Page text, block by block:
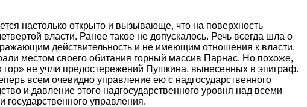
настолько открыто и вызывающе, что на поверхность
власти. Ранее такое не допускалось. Речь всегда шла о
действительность и не имеющим отношения к власти.
местом своего обитания горный массив Парнас. Но похоже,
не учли предостережений Пушкина, вынесенных в эпиграф.
всем очевидно управление ею с надгосударственного
и давление этого надгосударственного уровня над всеми
управления.